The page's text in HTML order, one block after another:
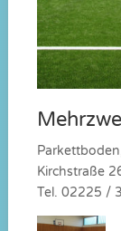
Kirchstraße
Tel. 02225 /